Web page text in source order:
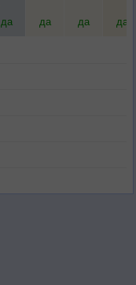
да да да да